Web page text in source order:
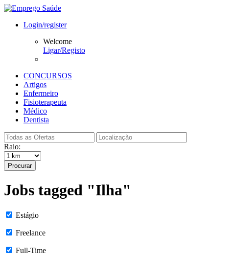
Login/register
Welcome
Ligar/Registo
CONCURSOS
Artigos
Enfermeiro
Fisioterapeuta
Médico
Dentista
Raio:
Procurar
Jobs tagged "Ilha"
Estágio
Freelance
Full-Time